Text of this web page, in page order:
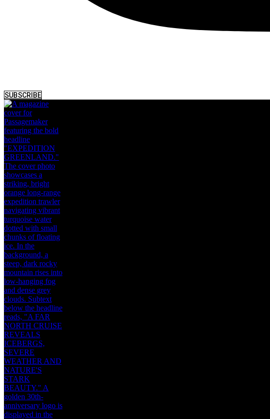
SUBSCRIBE